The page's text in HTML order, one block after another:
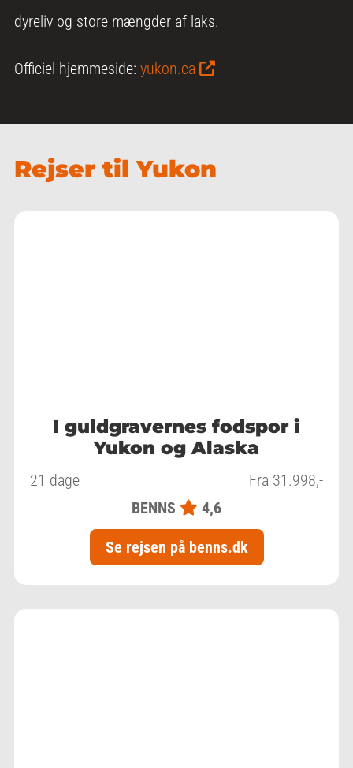
dyreliv og store mængder af laks.
Officiel hjemmeside: yukon.ca
Rejser til Yukon
I guldgravernes fodspor i
Yukon og Alaska
21 dage
Fra 31.998,-
BENNS
4,6
Se rejsen på benns.dk